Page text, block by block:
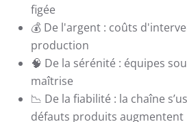
figée
💰 De l'argent : coûts
production
🧠 De la sérénité : équipes
maîtrise
📉 De la fiabilité : la chaîne
défauts produits augmentent